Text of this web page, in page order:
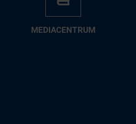
ME­DIA­CEN­TRUM